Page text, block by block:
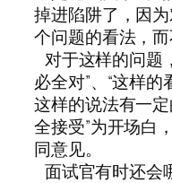
掉进陷阱了，因
个问题的看法，而
对于这样的问题
必全对”、“这样的
这样的说法有一
全接受”为开场白
同意见。
面试官有时还会